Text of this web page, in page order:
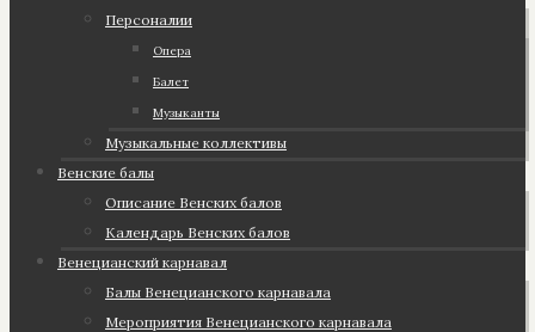
Персоналии
Опера
Балет
Музыканты
Музыкальные коллективы
Венские балы
Описание Венских балов
Календарь Венских балов
Венецианский карнавал
Балы Венецианского карнавала
Мероприятия Венецианского карнавала